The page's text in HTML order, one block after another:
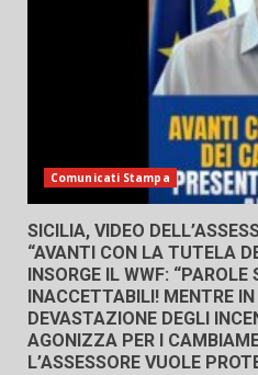
Comunicati Stampa
SICILIA, VIDEO
“AVANTI CON LA TUTELA
INSORGE IL WWF:
INACCETTABILI! MENTRE
DEVASTAZIONE DEGLI
AGONIZZA PER I
L’ASSESSORE VUOLE